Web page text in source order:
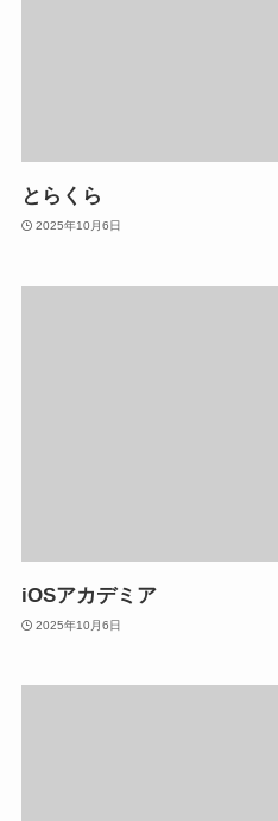
とらくら
2025年10月6日
iOSアカデミア
2025年10月6日